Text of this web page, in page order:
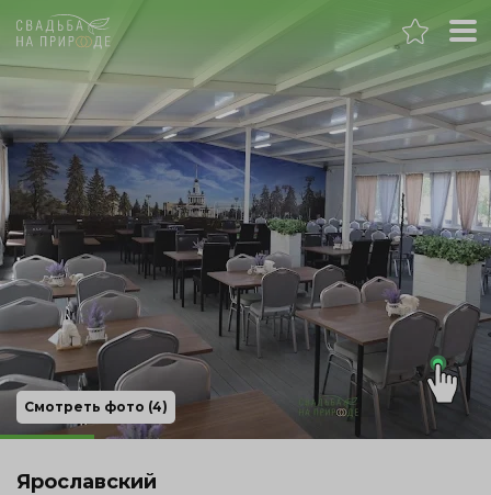
Москва
Банкет
Свадьба
День рождения
Выпускной
Корпоратив
Смотреть фото (4)
Ярославский